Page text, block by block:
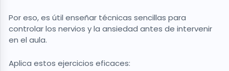
Por eso, es útil enseñar técnicas sencillas para
controlar los nervios y la ansiedad antes de intervenir
en el aula.
Aplica estos ejercicios eficaces: